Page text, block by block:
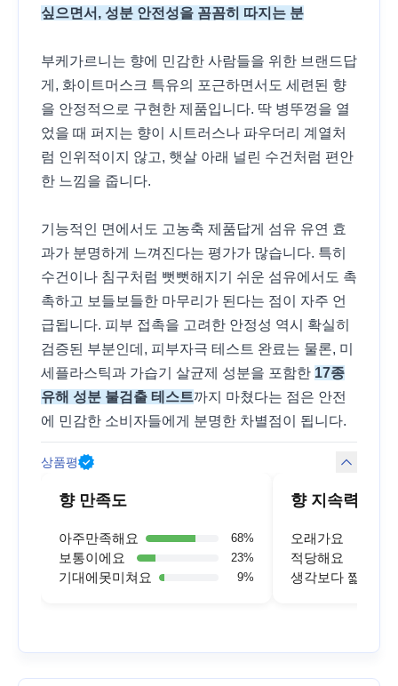
싶으면서, 성분 안전성을 꼼꼼히 따지는 분
부케가르니는 향에 민감한 사람들을 위한 브랜드답
게, 화이트머스크 특유의 포근하면서도 세련된 향
을 안정적으로 구현한 제품입니다. 딱 병뚜껑을 열
었을 때 퍼지는 향이 시트러스나 파우더리 계열처
럼 인위적이지 않고, 햇살 아래 널린 수건처럼 편안
한 느낌을 줍니다.
기능적인 면에서도 고농축 제품답게 섬유 유연 효
과가 분명하게 느껴진다는 평가가 많습니다. 특히
수건이나 침구처럼 뻣뻣해지기 쉬운 섬유에서도 촉
촉하고 보들보들한 마무리가 된다는 점이 자주 언
급됩니다. 피부 접촉을 고려한 안정성 역시 확실히
검증된 부분인데, 피부자극 테스트 완료는 물론, 미
세플라스틱과 가습기 살균제 성분을 포함한 17종
유해 성분 불검출 테스트까지 마쳤다는 점은 안전
에 민감한 소비자들에게 분명한 차별점이 됩니다.
상품평
향 만족도
아주만족해요 68%
보통이에요 23%
기대에못미쳐요 9%
향 지속력
오래가요
적당해요
생각보다 짧아요